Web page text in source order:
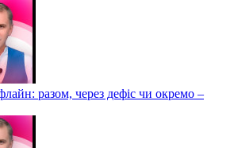
разом, через дефіс чи окремо –